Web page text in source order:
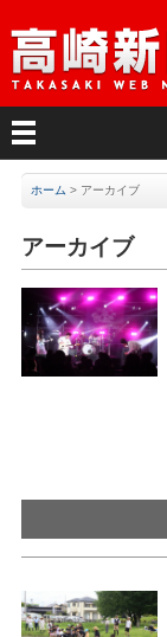
ホーム > アーカイブ
アーカイブ